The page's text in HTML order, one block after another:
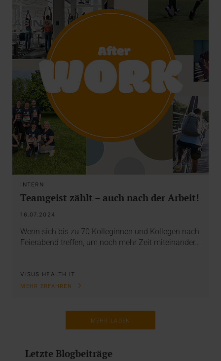
INTERN
Teamgeist zählt – auch nach der Arbeit!
16.07.2024
Wenn sich bis zu 70 Kolleginnen und Kollegen nach
Feierabend treffen, um noch mehr Zeit miteinander…
VISUS HEALTH IT
MEHR ERFAHREN
MEHR LADEN
Letzte Blogbeiträge